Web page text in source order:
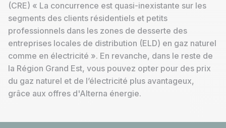
(CRE) « La concurrence est quasi-inexistante sur les
segments des clients résidentiels et petits
professionnels dans les zones de desserte des
entreprises locales de distribution (ELD) en gaz naturel
comme en électricité ». En revanche, dans le reste de
la Région Grand Est, vous pouvez opter pour des prix
du gaz naturel et de l’électricité plus avantageux,
grâce aux offres d'Alterna énergie.